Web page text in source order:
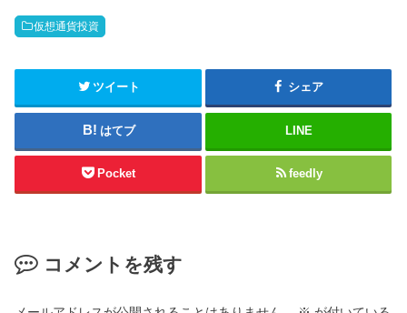
仮想通貨投資
ツイート シェア
はてブ LINE
Pocket feedly
コメントを残す